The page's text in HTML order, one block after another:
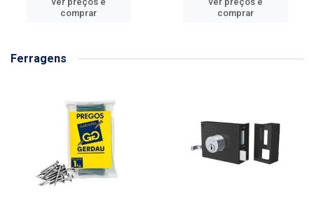
comprar
comprar
Ferragens